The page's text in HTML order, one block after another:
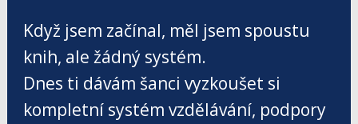
Když jsem začínal, měl jsem spoustu
knih, ale žádný systém.
Dnes ti dávám šanci vyzkoušet si
kompletní systém vzdělávání, podpory